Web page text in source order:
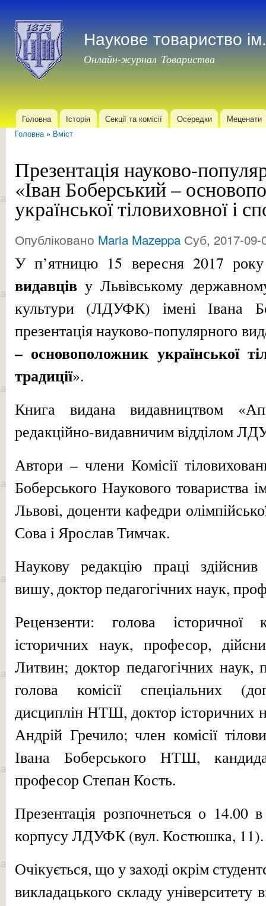
Наукове товариство
Онлайн-журнал Товариства
Головне меню
Головна Історія Секції та комісії Осередки Меценати
Головна» Вміст
Презентація науково-
«Іван Боберський –
української тіловиховної і
Опубліковано Maria Mazeppa Суб, 2017-09-
У п’ятницю 15 вересня 2017
видавців у Львівському
культури (ЛДУФК) імені Івана
презентація науково-популярного
– основоположник української
традиції».
Книга видана видавництвом
редакційно-видавничим відділом
Автори – члени Комісії
Боберського Наукового
Львові, доценти кафедри
Сова і Ярослав Тимчак.
Наукову редакцію праці
вишу, доктор педагогічних наук,
Рецензенти: голова
історичних наук, професор,
Литвин; доктор педагогічних наук,
голова комісії спеціальних
дисциплін НТШ, доктор
Андрій Гречило; член комісії
Івана Боберського НТШ,
професор Степан Кость.
Презентація розпочнеться о 14.00 в
корпусу ЛДУФК (вул. Костюшка, 11).
Очікується, що у заході окрім
викладацького складу університету